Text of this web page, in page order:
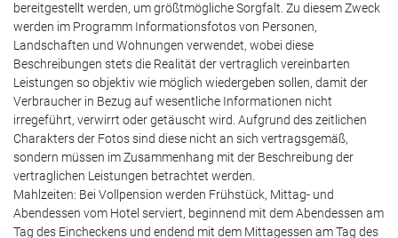
bereitgestellt werden, um größtmögliche Sorgfalt. Zu diesem Zweck
werden im Programm Informationsfotos von Personen,
Landschaften und Wohnungen verwendet, wobei diese
Beschreibungen stets die Realität der vertraglich vereinbarten
Leistungen so objektiv wie möglich wiedergeben sollen, damit der
Verbraucher in Bezug auf wesentliche Informationen nicht
irregeführt, verwirrt oder getäuscht wird. Aufgrund des zeitlichen
Charakters der Fotos sind diese nicht an sich vertragsgemäß,
sondern müssen im Zusammenhang mit der Beschreibung der
vertraglichen Leistungen betrachtet werden.
Mahlzeiten: Bei Vollpension werden Frühstück, Mittag- und
Abendessen vom Hotel serviert, beginnend mit dem Abendessen am
Tag des Eincheckens und endend mit dem Mittagessen am Tag des